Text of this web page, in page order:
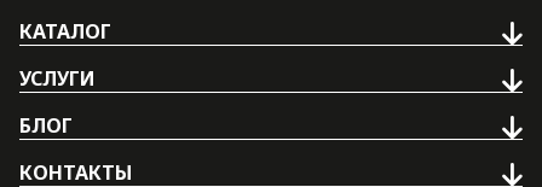
КАТАЛОГ
УСЛУГИ
БЛОГ
КОНТАКТЫ